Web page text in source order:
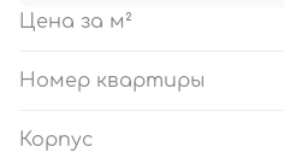
Цена за м²
Номер квартиры
Корпус